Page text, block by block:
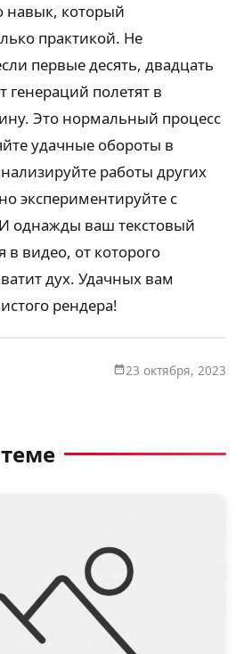
который
практикой. Не
первые десять, двадцать
генераций полетят в
Это нормальный процесс
удачные обороты в
работы других
экспериментируйте с
однажды ваш текстовый
в видео, от которого
дух. Удачных вам
рендера!
23 октября, 2023